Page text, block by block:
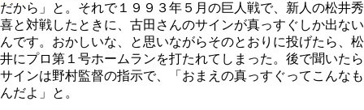
だから」と。それで１９９３年５月の巨人戦で、新人の松井秀
喜と対戦したときに、古田さんのサインが真っすぐしか出ない
んです。おかしいな、と思いながらそのとおりに投げたら、松
井にプロ第１号ホームランを打たれてしまった。後で聞いたら
サインは野村監督の指示で、「おまえの真っすぐってこんなも
んだよ」と。